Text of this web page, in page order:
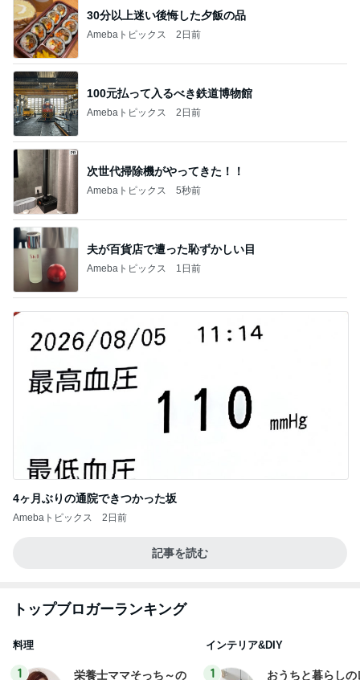
30分以上迷い後悔した夕飯の品
Amebaトピックス 2日前
100元払って入るべき鉄道博物館
Amebaトピックス 2日前
次世代掃除機がやってきた！！
Amebaトピックス 5秒前
夫が百貨店で遭った恥ずかしい目
Amebaトピックス 1日前
4ヶ月ぶりの通院できつかった坂
Amebaトピックス 2日前
記事を読む
トップブロガーランキング
料理
1 栄養士ママそっち～の
インテリア&DIY
1 おうちと暮らしの